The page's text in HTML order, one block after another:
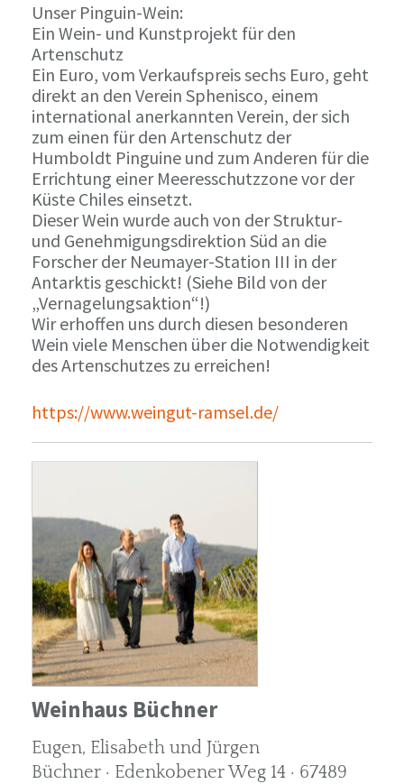
Unser Pinguin-Wein:
Ein Wein- und Kunstprojekt für den
Artenschutz
Ein Euro, vom Verkaufspreis sechs Euro, geht
direkt an den Verein Sphenisco, einem
international anerkannten Verein, der sich
zum einen für den Artenschutz der
Humboldt Pinguine und zum Anderen für die
Errichtung einer Meeresschutzzone vor der
Küste Chiles einsetzt.
Dieser Wein wurde auch von der Struktur-
und Genehmigungsdirektion Süd an die
Forscher der Neumayer-Station III in der
Antarktis geschickt! (Siehe Bild von der
„Vernagelungsaktion“!)
Wir erhoffen uns durch diesen besonderen
Wein viele Menschen über die Notwendigkeit
des Artenschutzes zu erreichen!
https://www.weingut-ramsel.de/
Weinhaus Büchner
Eugen, Elisabeth und Jürgen
Büchner · Edenkobener Weg 14 · 67489